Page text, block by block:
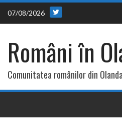
Skip
content
07/08/2026
Români în
Comunitatea românilor din Olanda